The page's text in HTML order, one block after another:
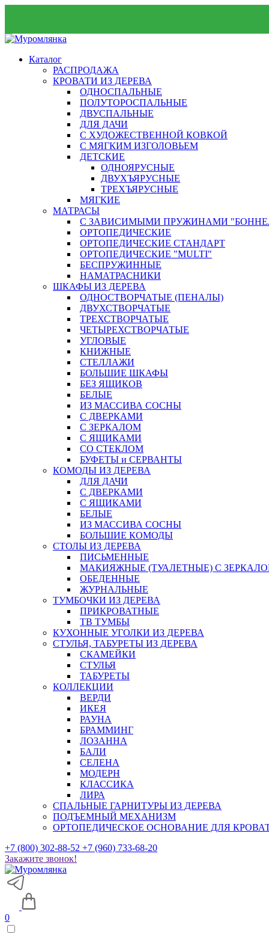
Каталог
РАСПРОДАЖА
КРОВАТИ ИЗ ДЕРЕВА
ОДНОСПАЛЬНЫЕ
ПОЛУТОРОСПАЛЬНЫЕ
ДВУСПАЛЬНЫЕ
ДЛЯ ДАЧИ
С ХУДОЖЕСТВЕННОЙ КОВКОЙ
С МЯГКИМ ИЗГОЛОВЬЕМ
ДЕТСКИЕ
ОДНОЯРУСНЫЕ
ДВУХЪЯРУСНЫЕ
ТРЕХЪЯРУСНЫЕ
МЯГКИЕ
МАТРАСЫ
С ЗАВИСИМЫМИ ПРУЖИНАМИ
ОРТОПЕДИЧЕСКИЕ
ОРТОПЕДИЧЕСКИЕ СТАНДАРТ
ОРТОПЕДИЧЕСКИЕ "MULTI"
БЕСПРУЖИННЫЕ
НАМАТРАСНИКИ
ШКАФЫ ИЗ ДЕРЕВА
ОДНОСТВОРЧАТЫЕ (ПЕНАЛЫ)
ДВУХСТВОРЧАТЫЕ
ТРЕХСТВОРЧАТЫЕ
ЧЕТЫРЕХСТВОРЧАТЫЕ
УГЛОВЫЕ
КНИЖНЫЕ
СТЕЛЛАЖИ
БОЛЬШИЕ ШКАФЫ
БЕЗ ЯЩИКОВ
БЕЛЫЕ
ИЗ МАССИВА СОСНЫ
С ДВЕРКАМИ
С ЗЕРКАЛОМ
С ЯЩИКАМИ
СО СТЕКЛОМ
БУФЕТЫ и СЕРВАНТЫ
КОМОДЫ ИЗ ДЕРЕВА
ДЛЯ ДАЧИ
С ДВЕРКАМИ
С ЯЩИКАМИ
БЕЛЫЕ
ИЗ МАССИВА СОСНЫ
БОЛЬШИЕ КОМОДЫ
СТОЛЫ ИЗ ДЕРЕВА
ПИСЬМЕННЫЕ
МАКИЯЖНЫЕ (ТУАЛЕТНЫЕ) С
ОБЕДЕННЫЕ
ЖУРНАЛЬНЫЕ
ТУМБОЧКИ ИЗ ДЕРЕВА
ПРИКРОВАТНЫЕ
ТВ ТУМБЫ
КУХОННЫЕ УГОЛКИ ИЗ ДЕРЕВА
СТУЛЬЯ, ТАБУРЕТЫ ИЗ ДЕРЕВА
СКАМЕЙКИ
СТУЛЬЯ
ТАБУРЕТЫ
КОЛЛЕКЦИИ
ВЕРДИ
ИКЕЯ
РАУНА
БРАММИНГ
ЛОЗАННА
БАЛИ
СЕЛЕНА
МОДЕРН
КЛАССИКА
ЛИРА
СПАЛЬНЫЕ ГАРНИТУРЫ ИЗ ДЕРЕВА
ПОДЪЕМНЫЙ МЕХАНИЗМ
ОРТОПЕДИЧЕСКОЕ ОСНОВАНИЕ ДЛЯ
+7 (800) 302-88-52 +7 (960) 733-68-20
Закажите звонок!
0